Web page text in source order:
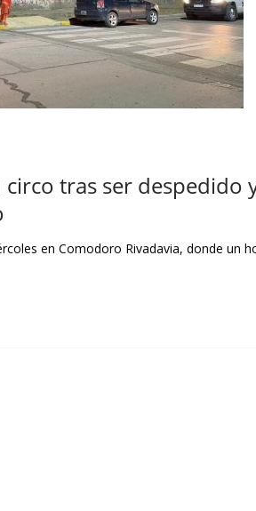
tras ser despedido
en Comodoro Rivadavia, donde un